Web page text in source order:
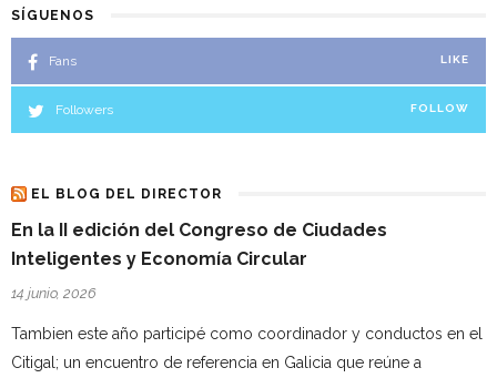
SÍGUENOS
Fans LIKE
Followers FOLLOW
EL BLOG DEL DIRECTOR
En la II edición del Congreso de Ciudades
Inteligentes y Economía Circular
14 junio, 2026
Tambien este año participé como coordinador y conductos en el
Citigal; un encuentro de referencia en Galicia que reúne a